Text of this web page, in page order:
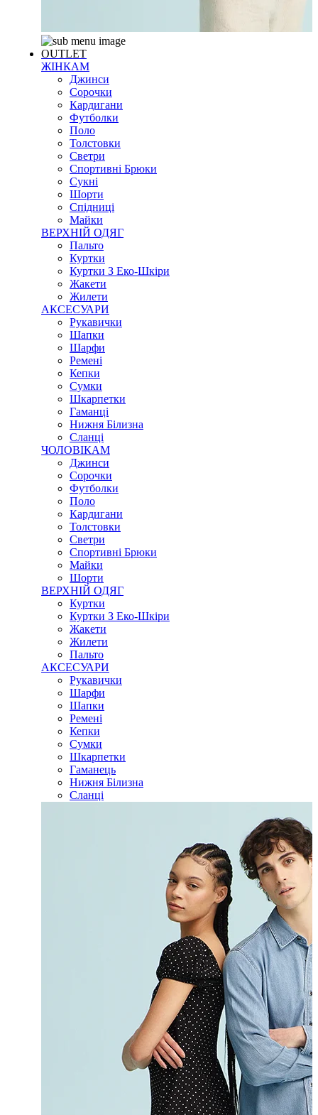
OUTLET
ЖІНКАМ
Джинси
Сорочки
Кардигани
Футболки
Поло
Толстовки
Светри
Спортивні Брюки
Сукні
Шорти
Спідниці
Майки
ВЕРХНІЙ ОДЯГ
Пальто
Куртки
Куртки З Еко-Шкіри
Жакети
Жилети
АКСЕСУАРИ
Рукавички
Шапки
Шарфи
Ремені
Кепки
Сумки
Шкарпетки
Гаманці
Нижня Білизна
Сланці
ЧОЛОВІКАМ
Джинси
Сорочки
Футболки
Поло
Кардигани
Толстовки
Светри
Спортивні Брюки
Майки
Шорти
ВЕРХНІЙ ОДЯГ
Куртки
Куртки З Еко-Шкіри
Жакети
Жилети
Пальто
АКСЕСУАРИ
Рукавички
Шарфи
Шапки
Ремені
Кепки
Сумки
Шкарпетки
Гаманець
Нижня Білизна
Сланці